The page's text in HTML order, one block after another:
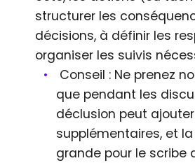
structurer les
décisions, à définir les
organiser les suivis
Conseil : Ne prenez
que pendant les
déclusion peut
supplémentaires, et
grande pour le scribe